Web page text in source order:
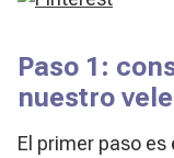
Paso 1:
nuestro
El primer paso es